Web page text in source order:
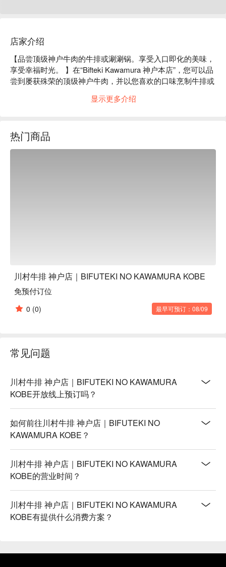
店家介绍
【品尝顶级神户牛肉的牛排或涮涮锅。享受入口即化的美味，
享受幸福时光。 】在“Bifteki Kawamura 神户本店”，您可以品
尝到屡获殊荣的顶级神户牛肉，并以您喜欢的口味烹制牛排或
秀奖的A5 9-10。如果您想尽情享用美食，我们推荐包含前菜
寸。店内环境奢华，还设有私人空间。无论是元旦、盂兰盆节
或儿童节，不妨与三代同堂，共享美食。
显示更多介绍
热门商品
川村牛排 神户店｜BIFUTEKI NO KAWAMURA KOBE
免预付订位
0 (0) 最早可预订：08/09
常见问题
川村牛排 神户店｜BIFUTEKI NO KAWAMURA
KOBE开放线上预订吗？
如何前往川村牛排 神户店｜BIFUTEKI NO
KAWAMURA KOBE？
川村牛排 神户店｜BIFUTEKI NO KAWAMURA
KOBE的营业时间？
川村牛排 神户店｜BIFUTEKI NO KAWAMURA
KOBE有提供什么消费方案？